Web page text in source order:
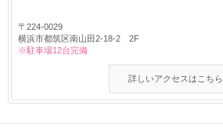
〒224-0029
横浜市都筑区南山田2-18-2 2F
※駐車場12台完備
詳しいアクセスはこちら